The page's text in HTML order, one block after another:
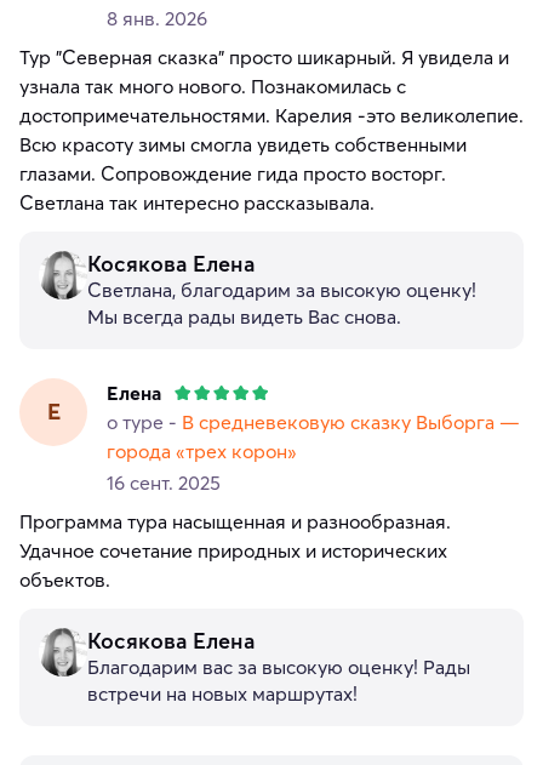
8 янв. 2026
Тур "Северная сказка" просто шикарный. Я увидела и
узнала так много нового. Познакомилась с
достопримечательностями. Карелия -это великолепие.
Всю красоту зимы смогла увидеть собственными
глазами. Сопровождение гида просто восторг.
Светлана так интересно рассказывала.
Косякова Елена
Светлана, благодарим за высокую оценку!
Мы всегда рады видеть Вас снова.
Е
Елена
о туре - В средневековую сказку Выборга —
города «трех корон»
16 сент. 2025
Программа тура насыщенная и разнообразная.
Удачное сочетание природных и исторических
объектов.
Косякова Елена
Благодарим вас за высокую оценку! Рады
встречи на новых маршрутах!